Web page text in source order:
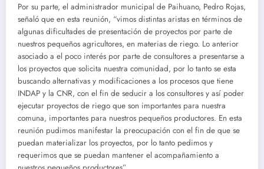
Por su parte, el administrador municipal de Paihuano, Pedro Rojas,
señaló que en esta reunión, “vimos distintas aristas en términos de
algunas dificultades de presentación de proyectos por parte de
nuestros pequeños agricultores, en materias de riego. Lo anterior
asociado a el poco interés por parte de consultores a presentarse a
los proyectos que solicita nuestra comunidad, por lo tanto se esta
buscando alternativas y modificaciones a los procesos que tiene
INDAP y la CNR, con el fin de seducir a los consultores y así poder
ejecutar proyectos de riego que son importantes para nuestra
comuna, importantes para nuestros pequeños productores. En esta
reunión pudimos manifestar la preocupación con el fin de que se
puedan materializar los proyectos, por lo tanto pedimos y
requerimos que se puedan mantener el acompañamiento a